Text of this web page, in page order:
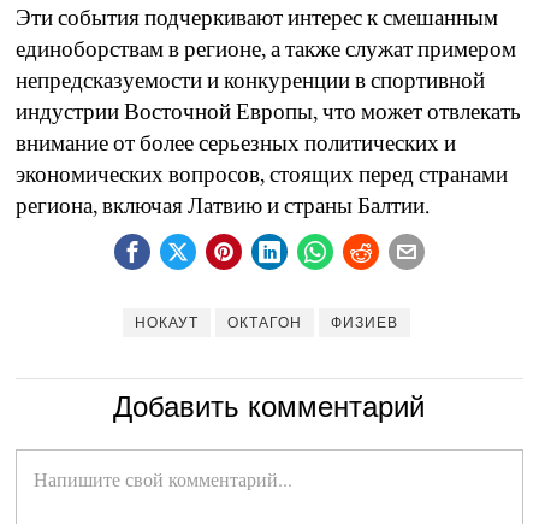
Эти события подчеркивают интерес к смешанным
единоборствам в регионе, а также служат примером
непредсказуемости и конкуренции в спортивной
индустрии Восточной Европы, что может отвлекать
внимание от более серьезных политических и
экономических вопросов, стоящих перед странами
региона, включая Латвию и страны Балтии.
НОКАУТ ОКТАГОН ФИЗИЕВ
Добавить комментарий